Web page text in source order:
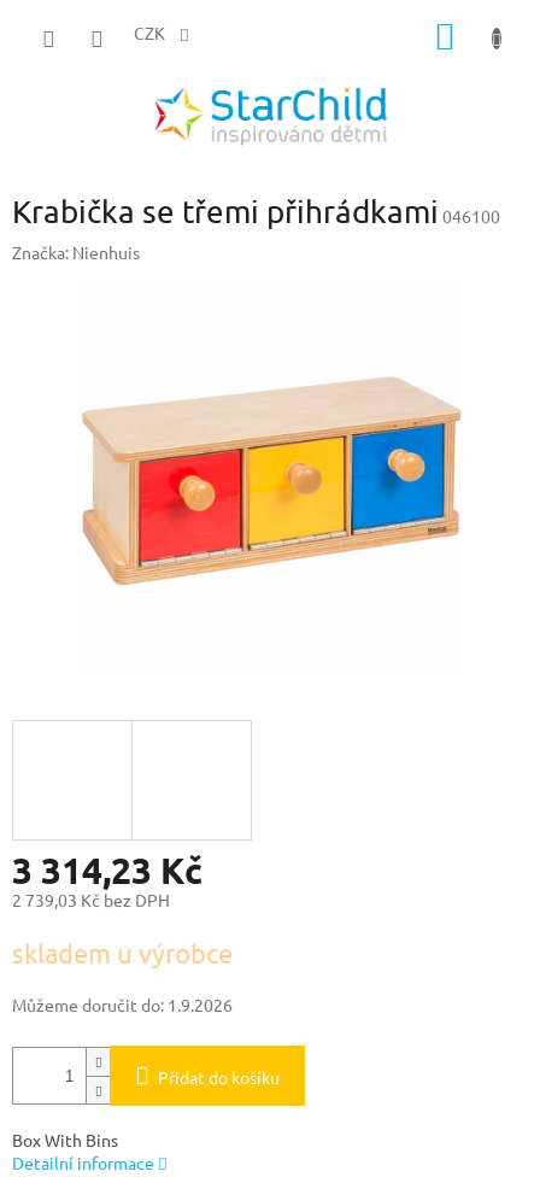
CZK
Krabička se třemi přihrádkami 046100
Značka: Nienhuis
3 314,23 Kč
2 739,03 Kč bez DPH
cena:
skladem u výrobce
Můžeme doručit do: 1.9.2026
Přidat do košíku
Box With Bins
Detailní informace